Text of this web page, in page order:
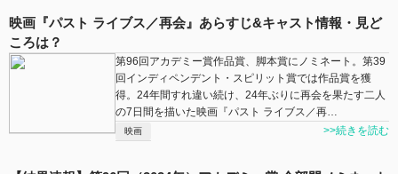
映画『パスト ライブス／再会』あらすじ&キャスト情報・見ど
ころは？
第96回アカデミー賞作品賞、脚本賞にノミネート。第39
回インディペンデント・スピリット賞では作品賞を獲
得。24年間すれ違い続け、24年ぶりに再会を果たす二人
の7日間を描いた映画『パスト ライブス／再…
映画 >>続きを読む